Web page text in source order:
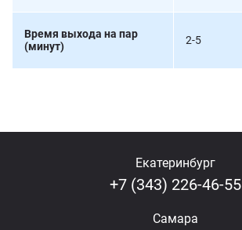
Время выхода на пар
(минут)
2-5
Екатеринбург
+7 (343) 226-46-55
Самара